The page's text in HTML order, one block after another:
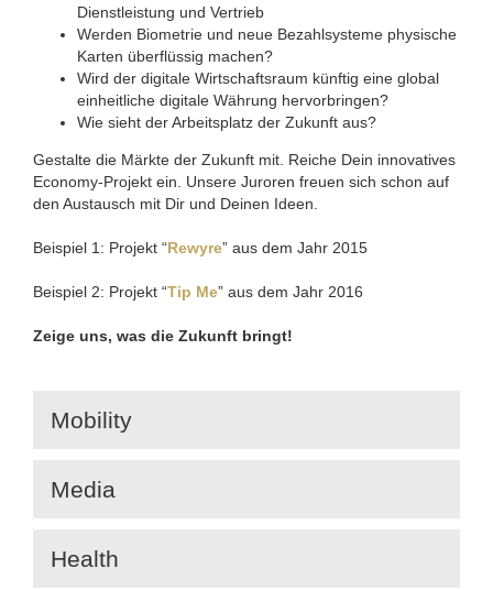
Dienstleistung und Vertrieb
Werden Biometrie und neue Bezahlsysteme physische
Karten überflüssig machen?
Wird der digitale Wirtschaftsraum künftig eine global
einheitliche digitale Währung hervorbringen?
Wie sieht der Arbeitsplatz der Zukunft aus?
Gestalte die Märkte der Zukunft mit. Reiche Dein innovatives
Economy-Projekt ein. Unsere Juroren freuen sich schon auf
den Austausch mit Dir und Deinen Ideen.
Beispiel 1: Projekt “Rewyre” aus dem Jahr 2015
Beispiel 2: Projekt “Tip Me” aus dem Jahr 2016
Zeige uns, was die Zukunft bringt!
Mobility
Media
Health